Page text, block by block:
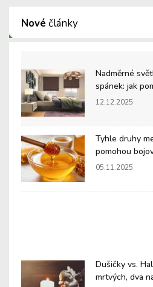
Nové články
Nadměrné
spánek: jak
12.12.2025
Tyhle druhy
pomohou
05.11.2025
Dušičky vs.
mrtvých, dva